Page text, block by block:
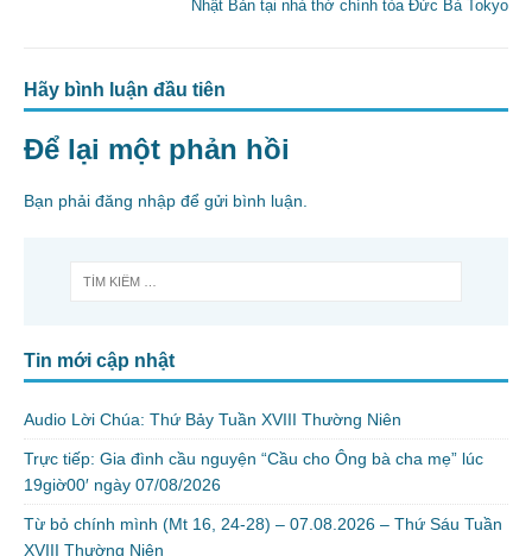
Nhật Bản tại nhà thờ chính tòa Đức Bà Tokyo
Hãy bình luận đầu tiên
Để lại một phản hồi
Bạn phải đăng nhập để gửi bình luận.
Tin mới cập nhật
Audio Lời Chúa: Thứ Bảy Tuần XVIII Thường Niên
Trực tiếp: Gia đình cầu nguyện “Cầu cho Ông bà cha mẹ” lúc
19giờ00′ ngày 07/08/2026
Từ bỏ chính mình (Mt 16, 24-28) – 07.08.2026 – Thứ Sáu Tuần
XVIII Thường Niên